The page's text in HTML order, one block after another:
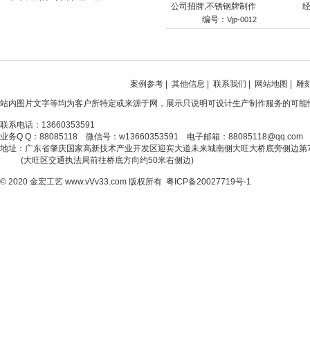
公司招牌,不锈钢牌制作
编号： Vjp-0012
案例参考| 其他信息 联系我们 网站地图
雕
站内图片文字等均为客户所特定或来源于网，展示只说明可设计生产制作服务的可
联系电话：13660353591
业务Q Q：88085118 微信号：w13660353591 电子邮箱：88085118@qq.com
地址：广东省肇庆国家高新技术产业开发区迎宾大道未来城南侧大旺大桥底旁侧边第
(大旺区交通执法局前往桥底方向约50米右侧边)
© 2020 金宏工艺 www.vVv33.com 版权所有 粤ICP备20027719号-1